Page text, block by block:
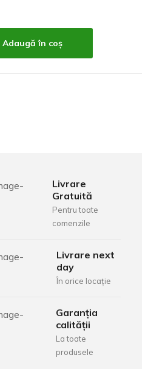
Adaugă în coș
Livrare
Gratuită
Pentru toate
comenzile
Livrare next
day
În orice locație
Garanția
calității
La toate
produsele